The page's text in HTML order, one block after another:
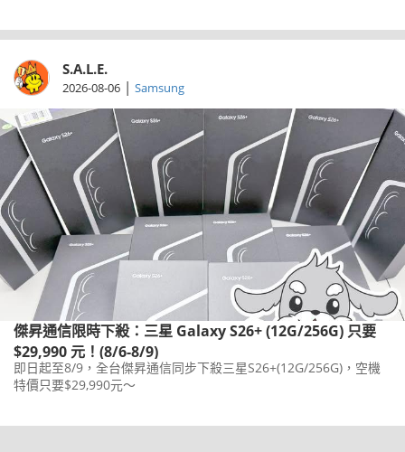
S.A.L.E.
2026-08-06 | Samsung
傑昇通信限時下殺：三星 Galaxy S26+ (12G/256G) 只要
$29,990 元！(8/6-8/9)
即日起至8/9，全台傑昇通信同步下殺三星S26+(12G/256G)，空機
特價只要$29,990元～